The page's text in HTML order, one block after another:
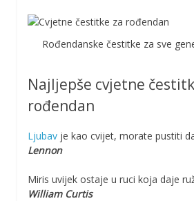
Rođendanske čestitke za sve
Najljepše cvjetne
rođendan
Ljubav je kao cvijet, morate pustiti
Lennon
Miris uvijek ostaje u ruci koja daje
William Curtis